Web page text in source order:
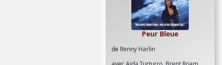
de Renny Harlin
Peur Bleue